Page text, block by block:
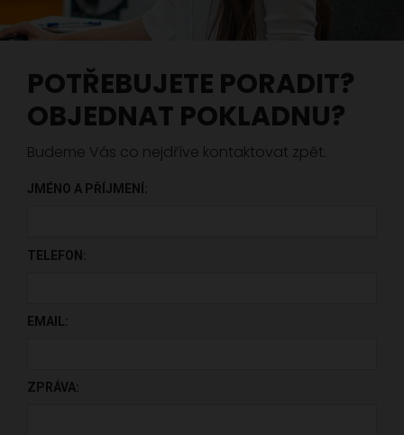
POTŘEBUJETE PORADIT?
OBJEDNAT POKLADNU?
Budeme Vás co nejdříve kontaktovat zpět.
JMÉNO A PŘÍJMENÍ:
TELEFON:
EMAIL:
ZPRÁVA: